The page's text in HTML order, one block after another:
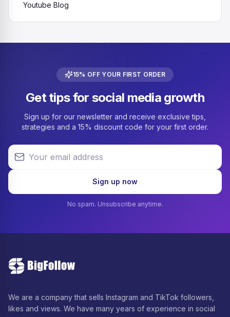
Youtube Blog
15% OFF YOUR FIRST ORDER
Get tips for social media growth
Sign up for our newsletter and receive exclusive tips,
strategies and a 15% discount code for your first order.
Your email address
Sign up now
No spam. Unsubscribe anytime.
We are a company that sells Instagram and TikTok followers,
likes and views. We have many years of experience in social